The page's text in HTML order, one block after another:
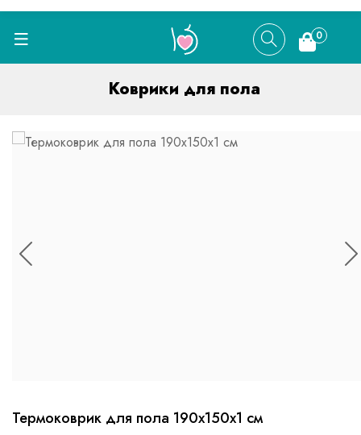
0
Коврики для пола
Термоковрик для пола 190х150х1 см